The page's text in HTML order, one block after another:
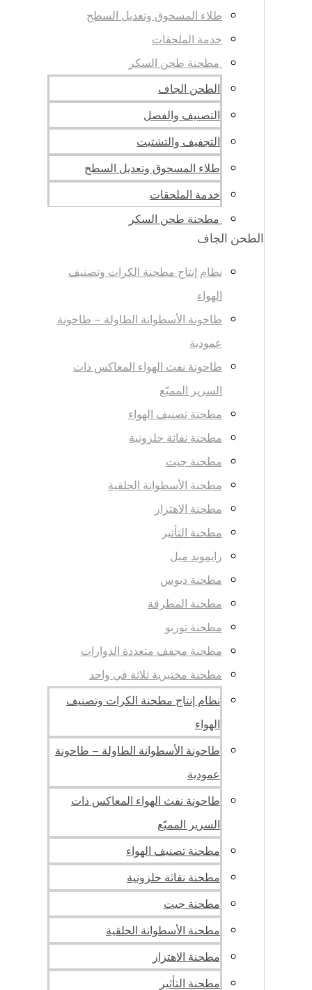
طلاء المسحوق وتعديل السطح
خدمة الملحقات
مطحنة طحن السكر
الطحن الجاف
التصنيف والفصل
التجفيف والتشتيت
طلاء المسحوق وتعديل السطح
خدمة الملحقات
مطحنة طحن السكر
الطحن الجاف
نظام إنتاج مطحنة الكرات وتصنيف
الهواء
طاحونة الأسطوانة الطاولة – طاحونة
عمودية
طاحونة نفث الهواء المعاكس ذات
السرير المميّع
مطحنة تصنيف الهواء
مطحنة نفاثة حلزونية
مطحنة جيت
مطحنة الأسطوانة الحلقية
مطحنة الاهتزاز
مطحنة التأثير
رايموند ميل
مطحنة دبوس
مطحنة المطرقة
مطحنة توربو
مطحنة مجفف متعددة الدوارات
مطحنة مختبرية ثلاثة في واحد
نظام إنتاج مطحنة الكرات وتصنيف
الهواء
طاحونة الأسطوانة الطاولة – طاحونة
عمودية
طاحونة نفث الهواء المعاكس ذات
السرير المميّع
مطحنة تصنيف الهواء
مطحنة نفاثة حلزونية
مطحنة جيت
مطحنة الأسطوانة الحلقية
مطحنة الاهتزاز
مطحنة التأثير